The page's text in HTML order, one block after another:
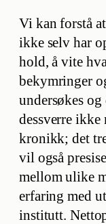
Vi kan forstå
ikke selv har
hold, å vite
bekymringer
undersøkes og
dessverre ikke
kronikk; det
vil også
mellom ulike
erfaring med
institutt.